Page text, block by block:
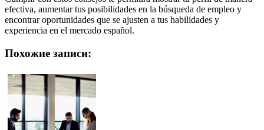
efectiva, aumentar tus posibilidades en la búsqueda de empleo y
encontrar oportunidades que se ajusten a tus habilidades y
experiencia en el mercado español.
Похожие записи: